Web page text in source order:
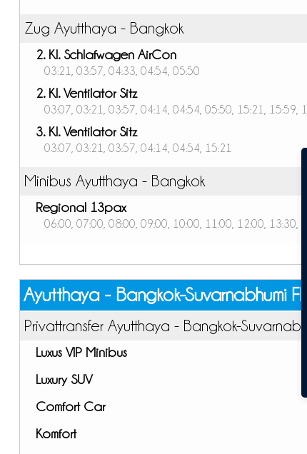
Zug Ayutthaya - Bangkok
2. Kl. Schlafwagen AirCon
03:21, 03:57, 04:33, 04:54, 05:50
2. Kl. Ventilator Sitz
03:07, 03:21, 03:57, 04:14, 04:54, 05:50, 15:21, 15:59,
3. Kl. Ventilator Sitz
03:07, 03:21, 03:57, 04:14, 04:54, 15:21
Minibus Ayutthaya - Bangkok
Regional 13pax
06:00, 07:00, 08:00, 09:00, 10:00, 11:00, 12:00, 13:30,
Ayutthaya - Bangkok-Suvarnabhumi
Privattransfer Ayutthaya - Bangkok-
Luxus VIP Minibus
Luxury SUV
Comfort Car
Komfort